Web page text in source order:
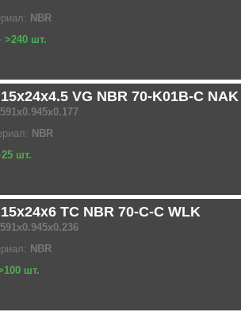
NBR
>240 шт.
VG NBR 70-K01B-C NAK
NBR
шт.
TC NBR 70-C-C WLK
NBR
шт.